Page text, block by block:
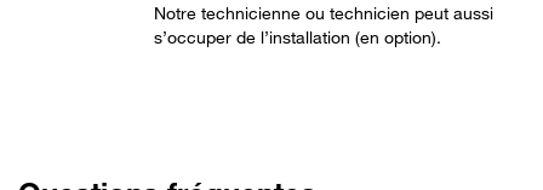
Notre technicienne ou technicien peut aussi
s’occuper de l’installation (en option).